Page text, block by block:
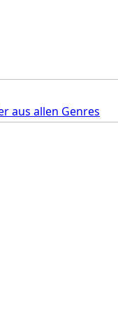
aus allen Genres